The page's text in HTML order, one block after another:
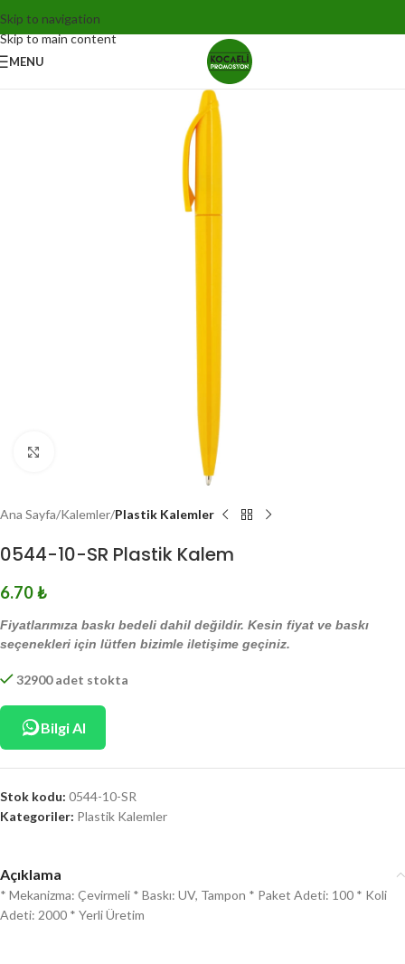
Skip to navigation
Skip to main content
MENU
Ana Sayfa Kalemler Plastik Kalemler
0544-10-SR Plastik Kalem
6.70₺
Fiyatlarımıza baskı bedeli dahil değildir. Kesin fiyat ve baskı
seçenekleri için lütfen bizimle iletişime geçiniz.
32900 adet stokta
Bilgi Al
Stok kodu: 0544-10-SR
Kategoriler: Plastik Kalemler
Açıklama
* Mekanizma: Çevirmeli * Baskı: UV, Tampon * Paket Adeti: 100 * Koli
Adeti: 2000 * Yerli Üretim